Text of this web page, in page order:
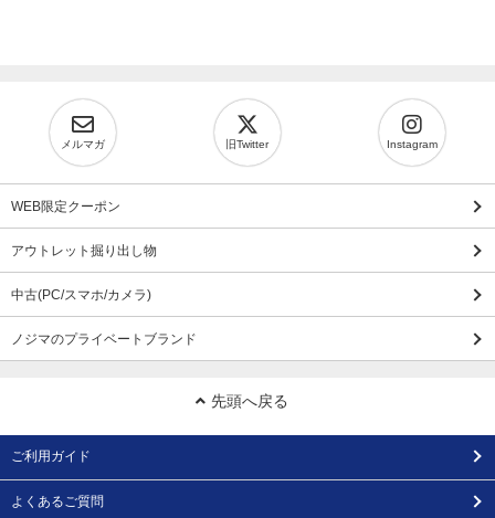
メルマガ 旧Twitter Instagram
WEB限定クーポン
アウトレット掘り出し物
中古(PC/スマホ/カメラ)
ノジマのプライベートブランド
先頭へ戻る
ご利用ガイド
よくあるご質問